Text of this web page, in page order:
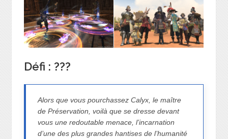
Défi : ???
Alors que vous pourchassez Calyx, le maître
de Préservation, voilà que se dresse devant
vous une redoutable menace, l’incarnation
d’une des plus grandes hantises de l’humanité